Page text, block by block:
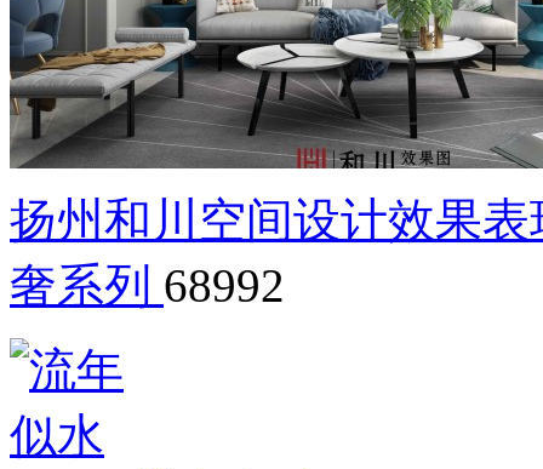
扬州和川空间设计效果
奢系列 68992